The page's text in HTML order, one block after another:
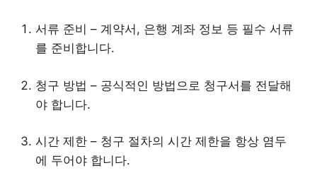
서류 준비 – 계약서, 은행 계좌 정보 등 필수 서류
를 준비합니다.
청구 방법 – 공식적인 방법으로 청구서를 전달해
야 합니다.
시간 제한 – 청구 절차의 시간 제한을 항상 염두
에 두어야 합니다.